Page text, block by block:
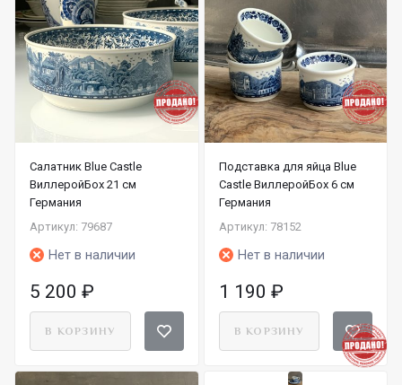
Салатник Blue Castle
ВиллеройБох 21 см
Германия
Артикул: 79687
Нет в наличии
5 200 ₽
В КОРЗИНУ
Подставка для яйца Blue
Castle ВиллеройБох 6 см
Германия
Артикул: 78152
Нет в наличии
1 190 ₽
В КОРЗИНУ